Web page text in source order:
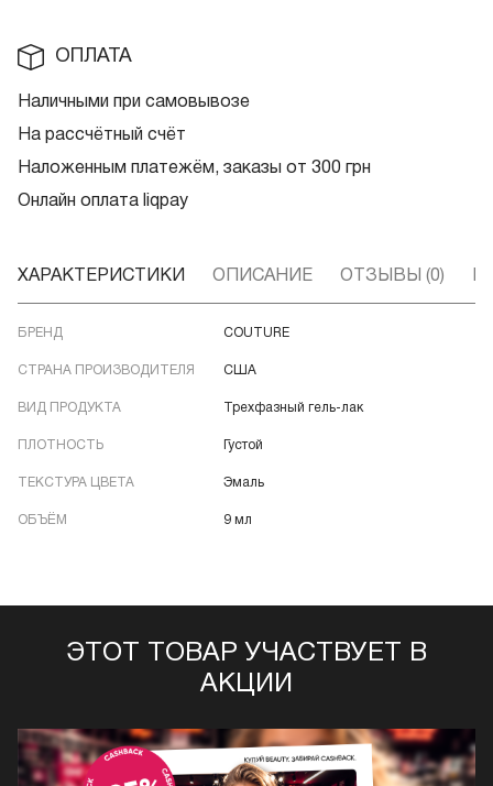
ОПЛАТА
Наличными при самовывозе
На рассчётный счёт
Наложенным платежём, заказы от 300 грн
Онлайн оплата liqpay
ХАРАКТЕРИСТИКИ ОПИСАНИЕ ОТЗЫВЫ (0)
БРЕНД COUTURE
СТРАНА ПРОИЗВОДИТЕЛЯ США
ВИД ПРОДУКТА Трехфазный гель-лак
ПЛОТНОСТЬ Густой
ТЕКСТУРА ЦВЕТА Эмаль
ОБЪЁМ 9 мл
ЭТОТ ТОВАР УЧАСТВУЕТ В
АКЦИИ